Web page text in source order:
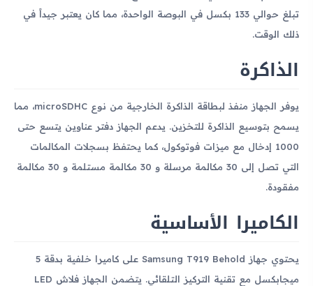
تبلغ حوالي 133 بكسل في البوصة الواحدة، مما كان يعتبر جيداً في
ذلك الوقت.
الذاكرة
يوفر الجهاز منفذ لبطاقة الذاكرة الخارجية من نوع microSDHC، مما
يسمح بتوسيع الذاكرة للتخزين. يدعم الجهاز دفتر عناوين يتسع حتى
1000 إدخال مع ميزات فوتوكول، كما يحتفظ بسجلات المكالمات
التي تصل إلى 30 مكالمة مرسلة و 30 مكالمة مستلمة و 30 مكالمة
مفقودة.
الكاميرا الأساسية
يحتوي جهاز Samsung T919 Behold على كاميرا خلفية بدقة 5
ميجابكسل مع تقنية التركيز التلقائي. يتضمن الجهاز فلاش LED